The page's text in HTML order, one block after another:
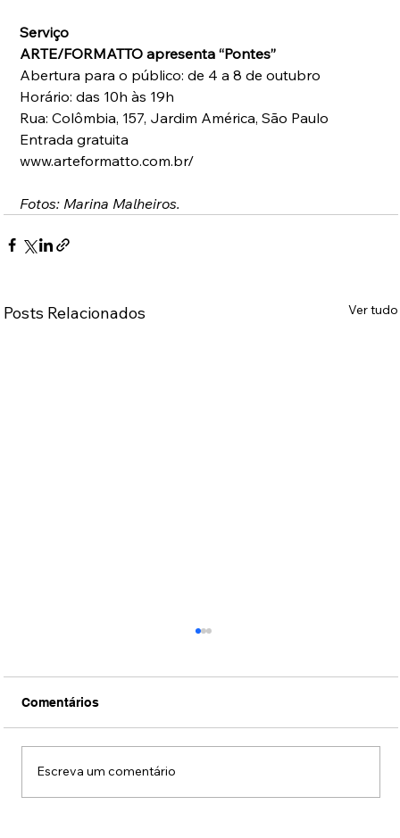
Serviço
ARTE/FORMATTO apresenta “Pontes”
Abertura para o público: de 4 a 8 de outubro
Horário: das 10h às 19h
Rua: Colômbia, 157, Jardim América, São Paulo
Entrada gratuita
www.arteformatto.com.br/
Fotos: Marina Malheiros.
Posts Relacionados Ver tudo
Comentários
Escreva um comentário